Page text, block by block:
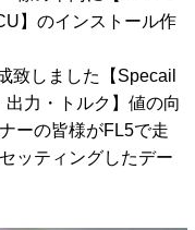
】のインストール作
致しました【Specail
力・トルク】値の向
ーの皆様がFL5で走
ッティングしたデー